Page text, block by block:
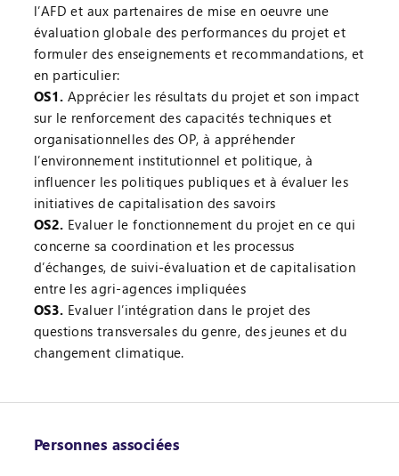
l’AFD et aux partenaires de mise en oeuvre une
évaluation globale des performances du projet et
formuler des enseignements et recommandations, et
en particulier:
OS1. Apprécier les résultats du projet et son impact
sur le renforcement des capacités techniques et
organisationnelles des OP, à appréhender
l’environnement institutionnel et politique, à
influencer les politiques publiques et à évaluer les
initiatives de capitalisation des savoirs
OS2. Evaluer le fonctionnement du projet en ce qui
concerne sa coordination et les processus
d’échanges, de suivi-évaluation et de capitalisation
entre les agri-agences impliquées
OS3. Evaluer l’intégration dans le projet des
questions transversales du genre, des jeunes et du
changement climatique.
Personnes associées